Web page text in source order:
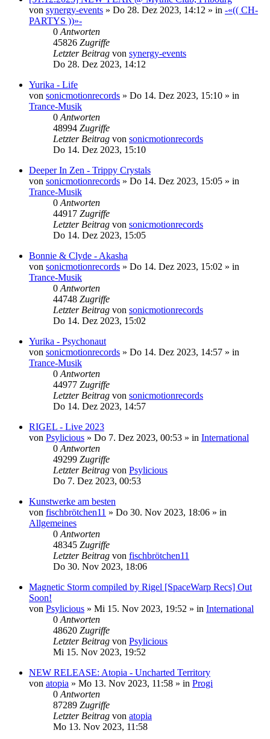
von synergy-events » Do 28. Dez 2023, 14:12 » in -«(( CH-
PARTYS ))»-
0 Antworten
45826 Zugriffe
Letzter Beitrag von synergy-events
Do 28. Dez 2023, 14:12
Yurika - Life
von sonicmotionrecords » Do 14. Dez 2023, 15:10 » in
Trance-Musik
0 Antworten
48994 Zugriffe
Letzter Beitrag von sonicmotionrecords
Do 14. Dez 2023, 15:10
Deeper In Zen - Trippy Crystals
von sonicmotionrecords » Do 14. Dez 2023, 15:05 » in
Trance-Musik
0 Antworten
44917 Zugriffe
Letzter Beitrag von sonicmotionrecords
Do 14. Dez 2023, 15:05
Bonnie & Clyde - Akasha
von sonicmotionrecords » Do 14. Dez 2023, 15:02 » in
Trance-Musik
0 Antworten
44748 Zugriffe
Letzter Beitrag von sonicmotionrecords
Do 14. Dez 2023, 15:02
Yurika - Psychonaut
von sonicmotionrecords » Do 14. Dez 2023, 14:57 » in
Trance-Musik
0 Antworten
44977 Zugriffe
Letzter Beitrag von sonicmotionrecords
Do 14. Dez 2023, 14:57
RIGEL - Live 2023
von Psylicious » Do 7. Dez 2023, 00:53 » in International
0 Antworten
49299 Zugriffe
Letzter Beitrag von Psylicious
Do 7. Dez 2023, 00:53
Kunstwerke am besten
von fischbrötchen11 » Do 30. Nov 2023, 18:06 » in
Allgemeines
0 Antworten
48345 Zugriffe
Letzter Beitrag von fischbrötchen11
Do 30. Nov 2023, 18:06
Magnetic Storm compiled by Rigel [SpaceWarp Recs] Out
Soon!
von Psylicious » Mi 15. Nov 2023, 19:52 » in International
0 Antworten
48620 Zugriffe
Letzter Beitrag von Psylicious
Mi 15. Nov 2023, 19:52
NEW RELEASE: Atopia - Uncharted Territory
von atopia » Mo 13. Nov 2023, 11:58 » in Progi
0 Antworten
87289 Zugriffe
Letzter Beitrag von atopia
Mo 13. Nov 2023, 11:58